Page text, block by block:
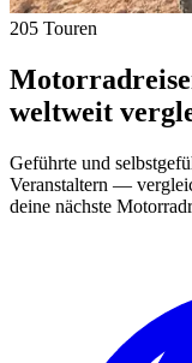
205 Touren
weltweit
Geführte und
Veranstaltern —
deine nächste